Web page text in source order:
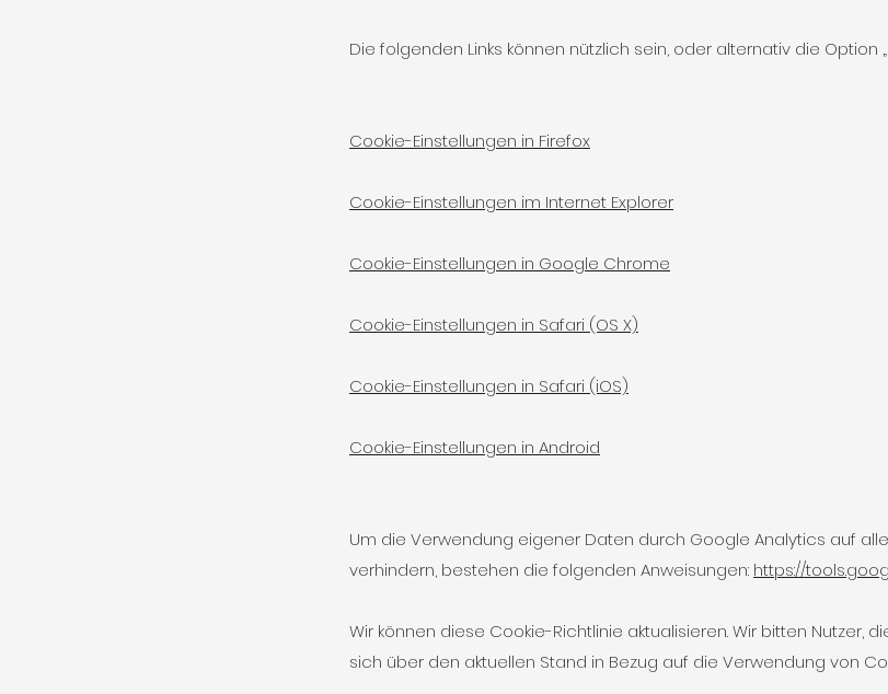
Die folgenden Links können nützlich sein, oder alternativ die Option
Cookie-Einstellungen in Firefox
Cookie-Einstellungen im Internet Explorer
Cookie-Einstellungen in Google Chrome
Cookie-Einstellungen in Safari (OS X)
Cookie-Einstellungen in Safari (iOS)
Cookie-Einstellungen in Android
Um die Verwendung eigener Daten durch Google Analytics auf
verhindern, bestehen die folgenden Anweisungen: https://
Wir können diese Cookie-Richtlinie aktualisieren. Wir bitten Nutzer,
sich über den aktuellen Stand in Bezug auf die Verwendung von